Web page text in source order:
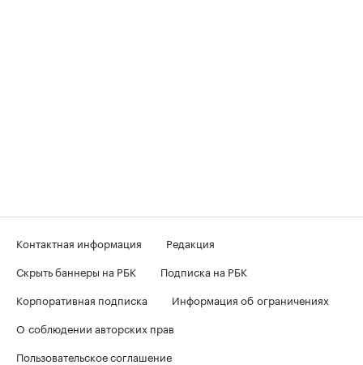
Контактная информация
Редакция
Скрыть баннеры на РБК
Подписка на РБК
Корпоративная подписка
Информация об ограничениях
О соблюдении авторских прав
Пользовательское соглашение